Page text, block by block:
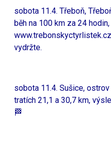
sobota 11.4. Třeboň,
běh na 100 km za 24
www.trebonskyctyrlistek.cz
vydržte.
sobota 11.4. Sušice,
tratích 21,1 a 30,7 km,
🏁